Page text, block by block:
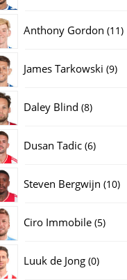
Anthony Gordon 1111
James Tarkowski 99
Daley Blind 88
Dusan Tadic 66
Steven Bergwijn 1010
Ciro Immobile 55
Luuk de Jong 00